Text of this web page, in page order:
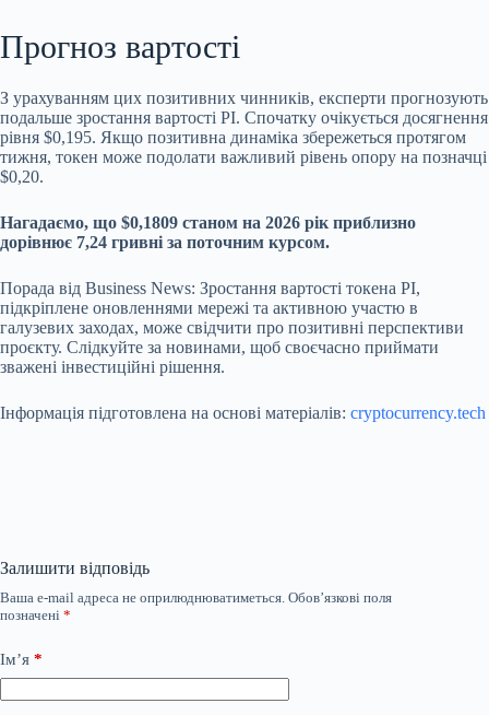
Прогноз вартості
З урахуванням цих позитивних чинників, експерти прогнозують
подальше зростання вартості PI. Спочатку очікується досягнення
рівня $0,195. Якщо позитивна динаміка збережеться протягом
тижня, токен може подолати важливий рівень опору на позначці
$0,20.
Нагадаємо, що $0,1809 станом на 2026 рік приблизно
дорівнює 7,24 гривні за поточним курсом.
Порада від Business News: Зростання вартості токена PI,
підкріплене оновленнями мережі та активною участю в
галузевих заходах, може свідчити про позитивні перспективи
проєкту. Слідкуйте за новинами, щоб своєчасно приймати
зважені інвестиційні рішення.
Інформація підготовлена на основі матеріалів: cryptocurrency.tech
Залишити відповідь
Ваша e-mail адреса не оприлюднюватиметься. Обов’язкові поля
позначені *
Ім’я *